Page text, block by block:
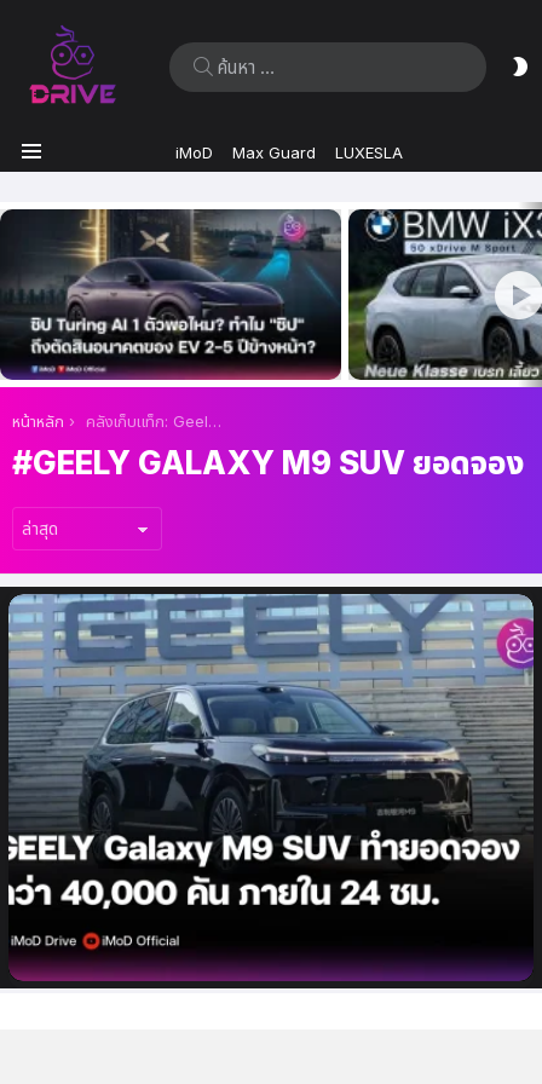
ค้นหา:
เมนู
iMoD Max Guard LUXESLA
ล่าสุด
คุณอยู่ที่นี่:
หน้าหลัก คลังเก็บแท็ก: Geely Galaxy M9 SUV ยอดจอง
GEELY GALAXY M9 SUV ยอดจอง
เรื่อง
ล่าสุด
Geely Galaxy M9 SUV ได้รับยอดจองล่วง
หน้าในจีนกว่า 40,000 คัน ภายใน 24 ชม.